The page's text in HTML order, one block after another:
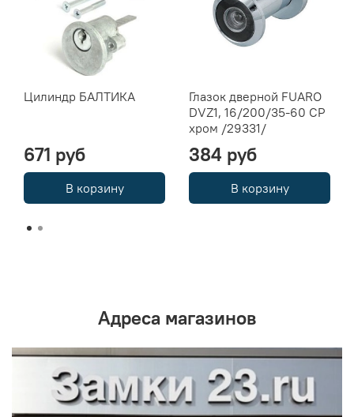
Цилиндр БАЛТИКА
671 руб
В корзину
Глазок дверной FUARO
DVZ1, 16/200/35-60 СР
хром /29331/
384 руб
В корзину
Адреса магазинов